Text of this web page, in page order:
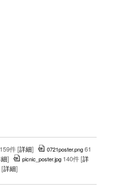
159件[詳細] 0721poster.png61
] picnic_poster.jpg 140件[詳
[詳細]